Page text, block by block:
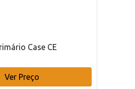
Case CE
Ver Preço